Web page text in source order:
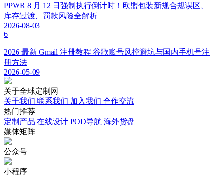
PPWR 8 月 12 日强制执行倒计时！欧盟包装新规合规误区、
库存过渡、罚款风险全解析
2026-08-03
6
2026 最新 Gmail 注册教程 谷歌账号风控避坑与国内手机号注
册方法
2026-05-09
关于全球定制网
关于我们 联系我们 加入我们 合作交流
热门推荐
定制产品 在线设计 POD导航 海外货盘
媒体矩阵
公众号
小程序